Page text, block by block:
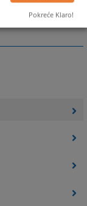
Pokreće Klaro!